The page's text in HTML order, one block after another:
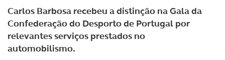
Carlos Barbosa recebeu a distinção na Gala da
Confederação do Desporto de Portugal por
relevantes serviços prestados no
automobilismo.